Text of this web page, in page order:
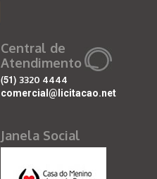
Central de
Atendimento
(51) 3320 4444
comercial@licitacao.net
Janela Social